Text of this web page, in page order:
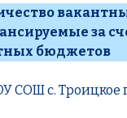
за
бюджетов
СОШ с. Троицкое